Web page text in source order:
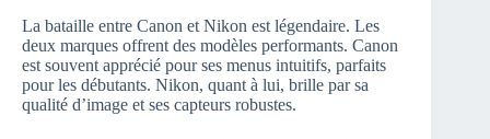
La bataille entre Canon et Nikon est légendaire. Les
deux marques offrent des modèles performants. Canon
est souvent apprécié pour ses menus intuitifs, parfaits
pour les débutants. Nikon, quant à lui, brille par sa
qualité d’image et ses capteurs robustes.